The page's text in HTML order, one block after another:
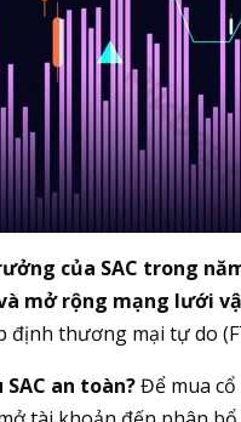
của SAC trong
mở rộng mạng lưới
thương mại tự do
SAC an toàn?Để mua